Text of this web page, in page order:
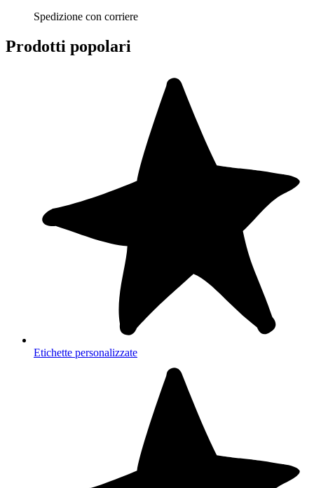
Spedizione con corriere
Prodotti popolari
Etichette personalizzate